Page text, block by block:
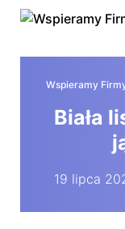
Skip
Wspieramy
Biała
19 lipca